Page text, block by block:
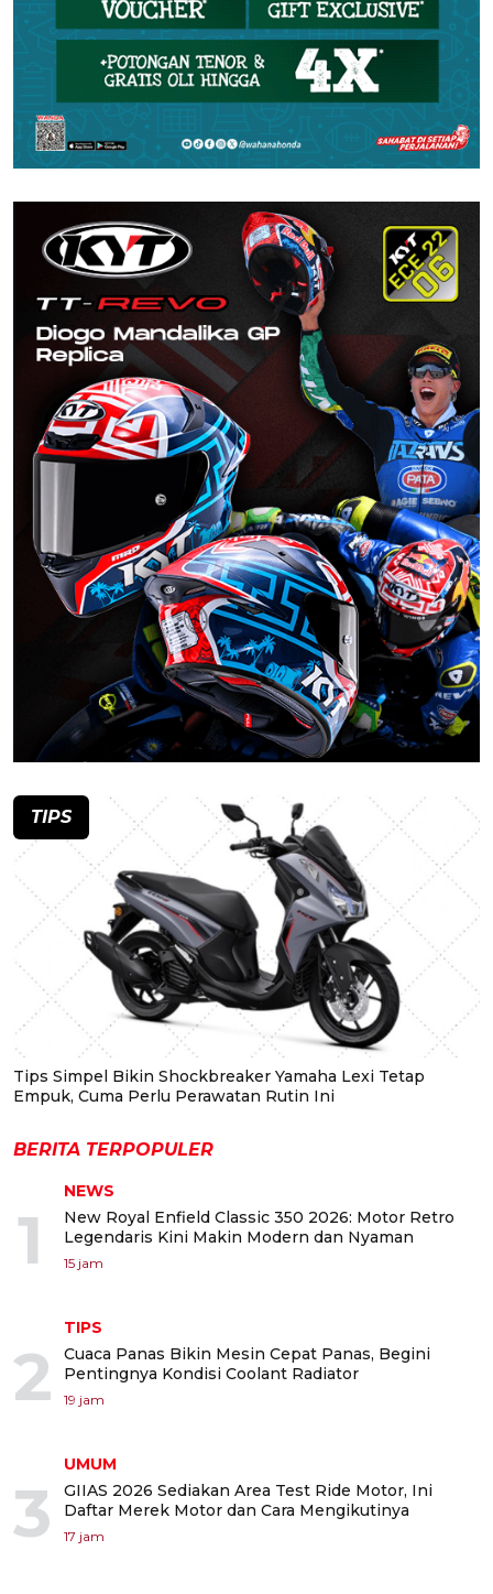
TIPS
Tips Simpel Bikin Shockbreaker Yamaha Lexi Tetap
Empuk, Cuma Perlu Perawatan Rutin Ini
BERITA TERPOPULER
1
NEWS
New Royal Enfield Classic 350 2026: Motor Retro
Legendaris Kini Makin Modern dan Nyaman
15 jam
2
TIPS
Cuaca Panas Bikin Mesin Cepat Panas, Begini
Pentingnya Kondisi Coolant Radiator
19 jam
3
UMUM
GIIAS 2026 Sediakan Area Test Ride Motor, Ini
Daftar Merek Motor dan Cara Mengikutinya
17 jam